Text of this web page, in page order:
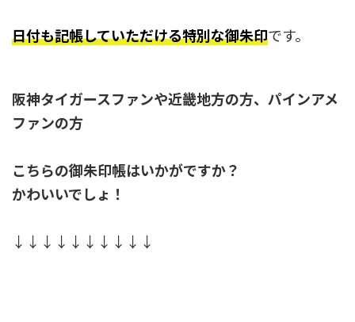
日付も記帳していただける特別な御朱印です。
阪神タイガースファンや近畿地方の方、パインアメ
ファンの方
こちらの御朱印帳はいかがですか？
かわいいでしょ！
↓↓↓↓↓↓↓↓↓↓